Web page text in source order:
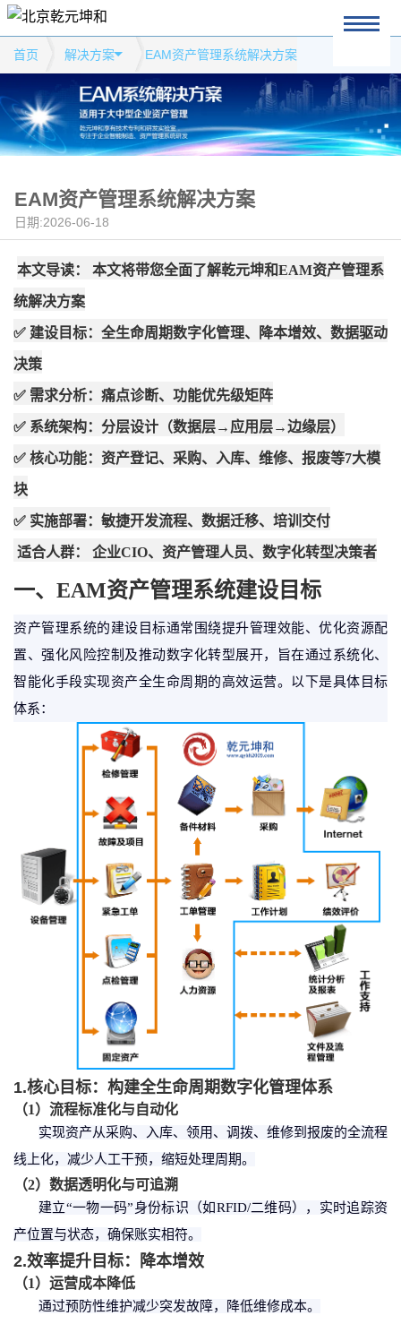
首页 解决方案 EAM资产管理系统解决方案
EAM资产管理系统解决方案
日期:2026-06-18
本文导读： 本文将带您全面了解乾元坤和EAM资产管理系
统解决方案
✅ 建设目标：全生命周期数字化管理、降本增效、数据驱动
决策
✅ 需求分析：痛点诊断、功能优先级矩阵
✅ 系统架构：分层设计（数据层→应用层→边缘层）
✅ 核心功能：资产登记、采购、入库、维修、报废等7大模
块
✅ 实施部署：敏捷开发流程、数据迁移、培训交付
适合人群： 企业CIO、资产管理人员、数字化转型决策者
一、 EAM资产管理系统建设 目标
资产管理系统的建设目标通常围绕提升管理效能、优化资源配
置、强化风险控制及推动数字化转型展开，旨在通过系统化、
智能化手段实现资产全生命周期的高效运营。以下是具体目标
体系：
1.核心目标：构建全生命周期数字化管理体系
（1） 流程标准化与自动化
实现资产从采购、入库、领用、调拨、维修到报废的全流程
线上化，减少人工干预，缩短处理周期。
（2） 数据透明化与可追溯
建立“一物一码”身份标识（如RFID/二维码），实时追踪资
产位置与状态，确保账实相符。
2.效率提升目标：降本增效
（1） 运营成本降低
通过预防性维护减少突发故障，降低维修成本。